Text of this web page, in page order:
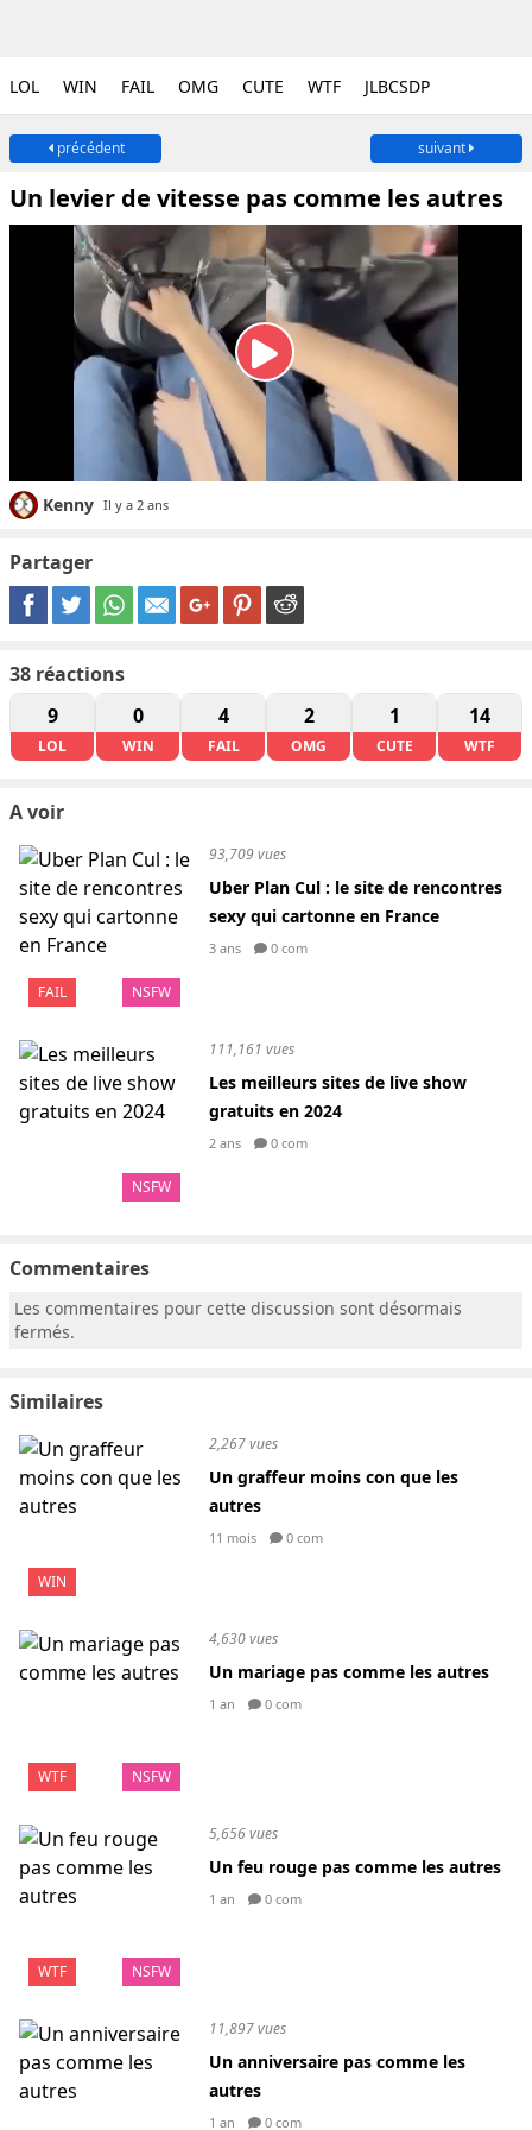
LOL WIN FAIL OMG CUTE WTF JLBCSDP
précédent suivant
Un levier de vitesse pas comme les autres
Kenny Il y a 2 ans
Partager
38 réactions
9
LOL
0
WIN
4
FAIL
2
OMG
1
CUTE
14
WTF
A voir
FAIL NSFW
93,709 vues
Uber Plan Cul : le site de rencontres
sexy qui cartonne en France
3 ans 0 com
NSFW
111,161 vues
Les meilleurs sites de live show
gratuits en 2024
2 ans 0 com
Commentaires
Les commentaires pour cette discussion sont désormais
fermés.
Similaires
WIN
2,267 vues
Un graffeur moins con que les
autres
11 mois 0 com
WTF NSFW
4,630 vues
Un mariage pas comme les autres
1 an 0 com
WTF NSFW
5,656 vues
Un feu rouge pas comme les autres
1 an 0 com
11,897 vues
Un anniversaire pas comme les
autres
1 an 0 com